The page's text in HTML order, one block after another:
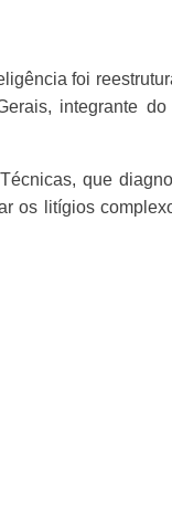
foi
integrante
que
os litígios